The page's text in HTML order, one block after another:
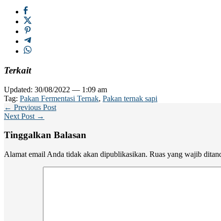
Terkait
Updated: 30/08/2022 — 1:09 am
Tag: Pakan Fermentasi Ternak, Pakan ternak sapi
← Previous Post
Next Post →
Tinggalkan Balasan
Alamat email Anda tidak akan dipublikasikan. Ruas yang wajib